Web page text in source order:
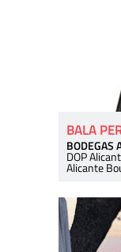
BALA
BODEGAS
DOP
Alicante